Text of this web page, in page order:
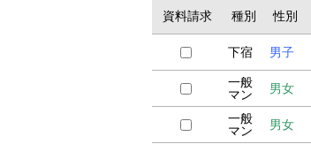
資料請求 種別 性別
下宿 男子
一般
マン
男女
一般
マン
男女